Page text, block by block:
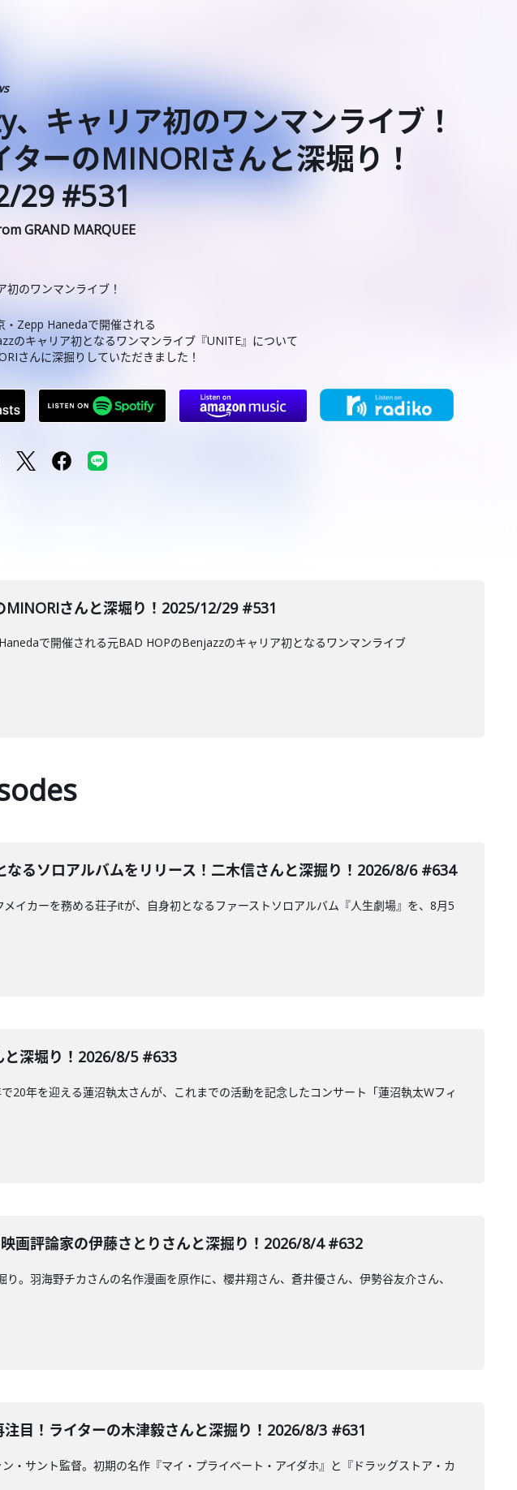
、キャリア初のワンマンライブ！
ターのMINORIさんと深堀り！
29 #531
GRAND MARQUEE
初のワンマンライブ！
・Zepp Hanedaで開催される
のキャリア初となるワンマンライブ『UNITE』について
さんに深掘りしていただきました！
さんと深堀り！2025/12/29 #531
で開催される元BAD HOPのBenjazzのキャリア初となるワンマンライブ
るソロアルバムをリリース！二木信さんと深掘り！2026/8/6 #634
イカーを務める荘子itが、自身初となるファーストソロアルバム『人生劇場』を、8月5
と深堀り！2026/8/5 #633
20年を迎える蓮沼執太さんが、これまでの活動を記念したコンサート「蓮沼執太Wフィ
画評論家の伊藤さとりさんと深掘り！2026/8/4 #632
。羽海野チカさんの名作漫画を原作に、櫻井翔さん、蒼井優さん、伊勢谷友介さん、
目！ライターの木津毅さんと深掘り！2026/8/3 #631
・サント監督。初期の名作『マイ・プライベート・アイダホ』と『ドラッグストア・カ